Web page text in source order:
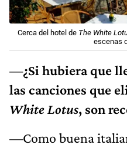
Cerca del hotel de The White
escenas
—¿Si hubiera que
las canciones que
White Lotus, son
—Como buena